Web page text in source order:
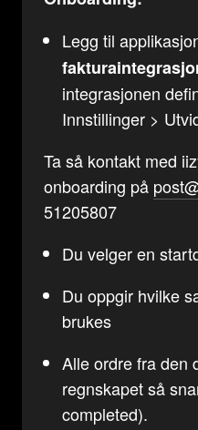
Legg til
integrasjonen
Innstillinger >
Ta så kontakt med
onboarding på
51205807
Du velger en
Du oppgir hvilke
brukes
Alle ordre fra den
regnskapet så
completed).